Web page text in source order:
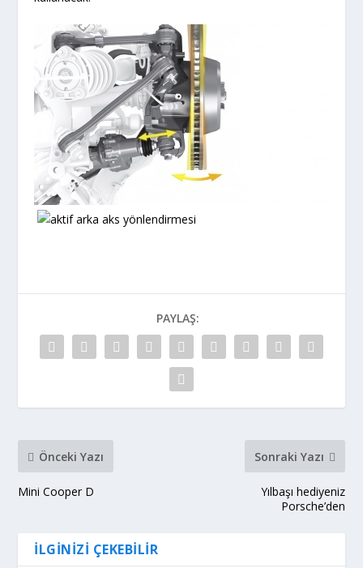
PAYLAŞ:
Önceki Yazı
Mini Cooper D
Sonraki Yazı
Yılbaşı hediyeniz
Porsche’den
İLGINIZI ÇEKEBILIR